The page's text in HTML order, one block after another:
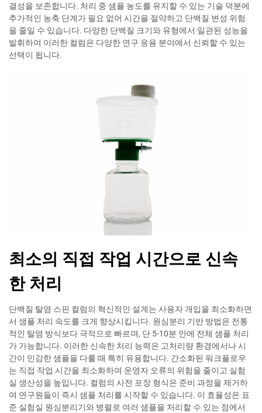
결성을 보존합니다. 처리 중 샘플 농도를 유지할 수 있는 기술 덕분에
추가적인 농축 단계가 필요 없어 시간을 절약하고 단백질 변성 위험
을 줄일 수 있습니다. 다양한 단백질 크기와 유형에서 일관된 성능을
발휘하여 이러한 컬럼은 다양한 연구 응용 분야에서 신뢰할 수 있는
선택이 됩니다.
최소의 직접 작업 시간으로 신속
한 처리
단백질 탈염 스핀 컬럼의 혁신적인 설계는 사용자 개입을 최소화하면
서 샘플 처리 속도를 크게 향상시킵니다. 원심분리 기반 방법은 전통
적인 탈염 방식보다 극적으로 빠르며, 단 5-10분 안에 전체 샘플 처리
가 가능합니다. 이러한 신속한 처리 능력은 고처리량 환경에서나 시
간이 민감한 샘플을 다룰 때 특히 유용합니다. 간소화된 워크플로우
는 직접 작업 시간을 최소화하여 운영자 오류의 위험을 줄이고 실험
실 생산성을 높입니다. 컬럼의 사전 포장 형식은 준비 과정을 제거하
여 연구원들이 즉시 샘플 처리를 시작할 수 있습니다. 이 효율성은 표
준 실험실 원심분리기와 병렬로 여러 샘플을 처리할 수 있는 점에서